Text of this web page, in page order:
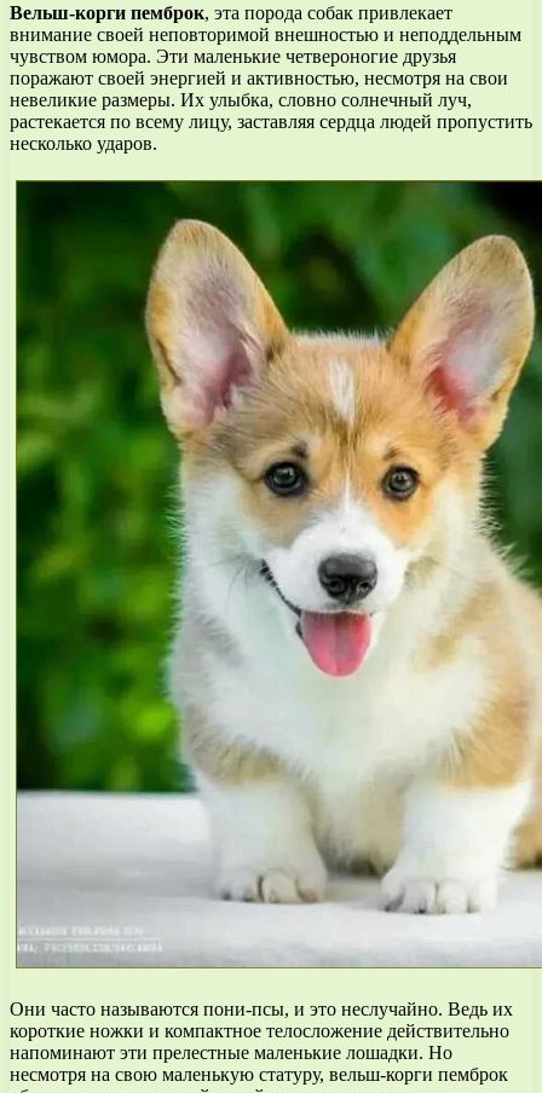
Вельш-корги пемброк, эта порода собак привлекает
внимание своей неповторимой внешностью и неподдельным
чувством юмора. Эти маленькие четвероногие друзья
поражают своей энергией и активностью, несмотря на свои
невеликие размеры. Их улыбка, словно солнечный луч,
растекается по всему лицу, заставляя сердца людей пропустить
несколько ударов.
Они часто называются пони-псы, и это неслучайно. Ведь их
короткие ножки и компактное телосложение действительно
напоминают эти прелестные маленькие лошадки. Но
несмотря на свою маленькую статуру, вельш-корги пемброк